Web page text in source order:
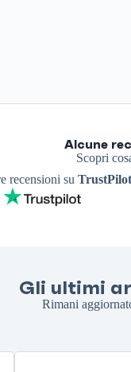
Alcune
Scopri
recensioni su
Gli ultimi
Rimani